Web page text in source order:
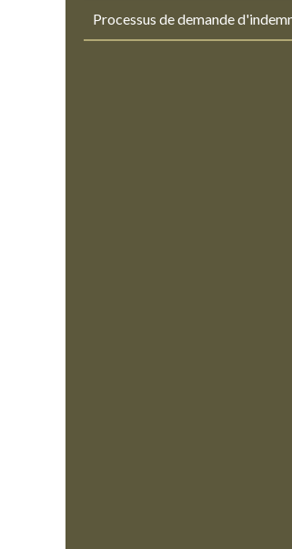
Processus de demande